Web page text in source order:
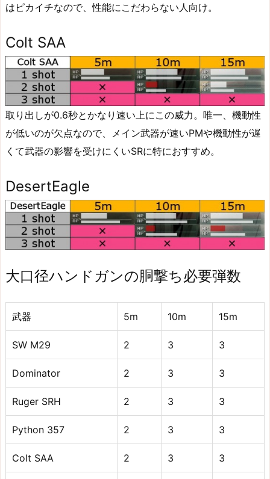
はピカイチなので、性能にこだわらない人向け。
Colt SAA
取り出しが0.6秒とかなり速い上にこの威力。唯一、機動性
が低いのが欠点なので、メイン武器が速いPMや機動性が遅
くて武器の影響を受けにくいSRに特におすすめ。
DesertEagle
大口径ハンドガンの胴撃ち必要弾数
武器 5m 10m 15m
SW M29 2 3 3
Dominator 2 3 3
Ruger SRH 2 3 3
Python 357 2 3 3
Colt SAA 2 3 3